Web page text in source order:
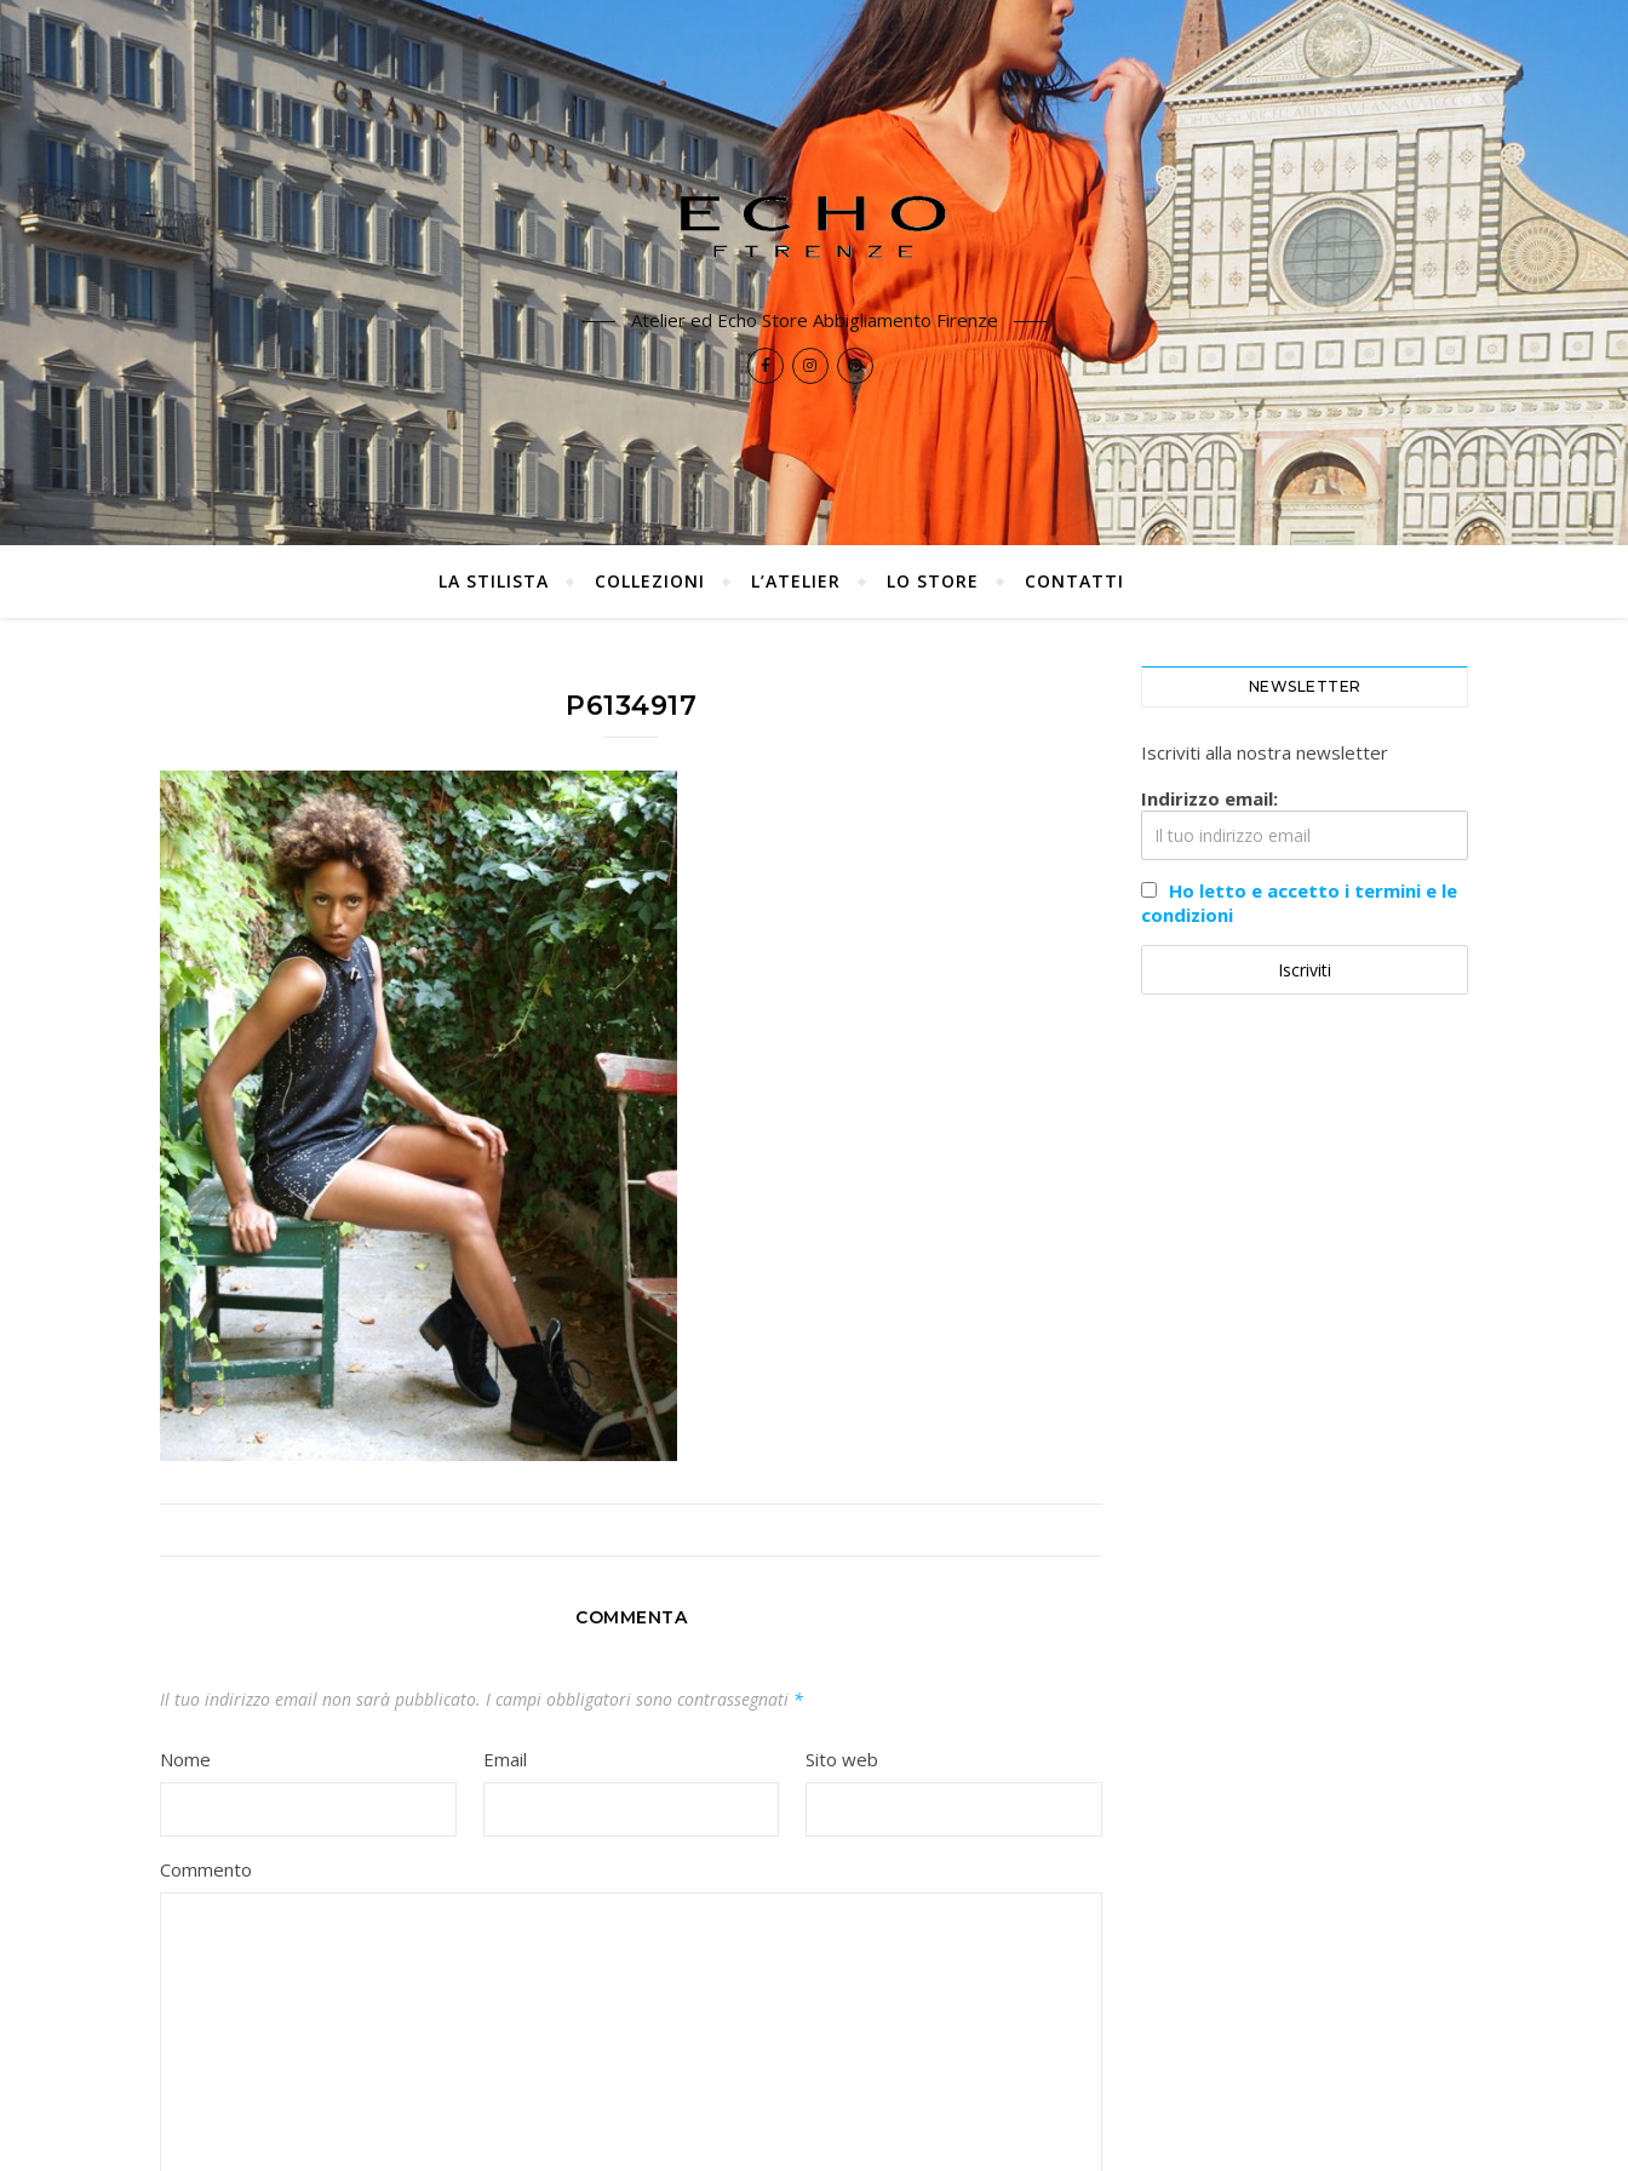
Atelier ed Echo Store Abbigliamento Firenze
LA STILISTA COLLEZIONI L’ATELIER LO STORE CONTATTI
P6134917
COMMENTA
Il tuo indirizzo email non sarà pubblicato. I campi obbligatori sono contrassegnati *
Nome Email Sito web
Commento
NEWSLETTER
Iscriviti alla nostra newsletter
Indirizzo email:
Ho letto e accetto i termini e le
condizioni